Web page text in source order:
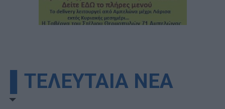
▌ΤΕΛΕΥΤΑΙΑ ΝΕΑ